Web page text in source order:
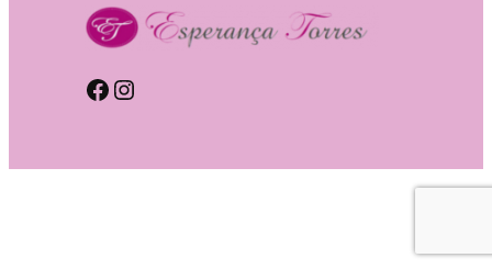
Facebook
Instagram